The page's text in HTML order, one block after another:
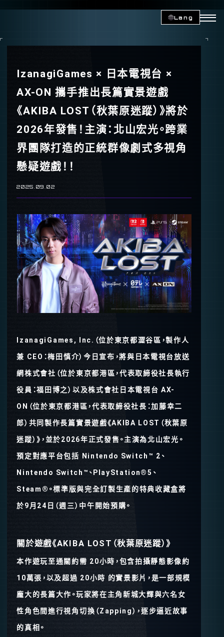
Lang
IzanagiGames × 日本電視台 ×
AX-ON 攜手推出長篇實景遊戲
《AKIBA LOST（秋葉原迷蹤）》將於
2026年發售！主演：北山宏光。跨業
界團隊打造的正統群像劇式多視角
懸疑遊戲！！
2025.09.02
IzanagiGames, Inc.（位於東京都澀谷區，製作人
兼 CEO：梅田慎介）今日宣布，將與日本電視台放送
網株式會社（位於東京都港區，代表取締役社長執行
役員：福田博之）以及株式會社日本電視台 AX-
ON（位於東京都港區，代表取締役社長：加藤幸二
郎）共同製作長篇實景遊戲《AKIBA LOST（秋葉原
迷蹤）》，並於2026年正式發售。主演為北山宏光。
預定對應平台包括 Nintendo Switch™ 2、
Nintendo Switch™、PlayStation®5、
Steam®。標準版與完全訂製生產的特典收藏盒將
於9月24日（週三）中午開始預購。
關於遊戲《AKIBA LOST（秋葉原迷蹤）》
本作遊玩至通關約需 20小時，包含拍攝靜態影像約
10萬張，以及超過 20小時 的實景影片，是一部規模
龐大的長篇大作。玩家將在主角新城大輝與六名女
性角色間進行視角切換（Zapping），逐步逼近故事
的真相。